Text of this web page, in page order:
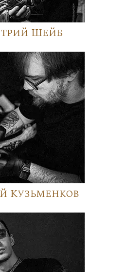
Шейб
Кузьменков